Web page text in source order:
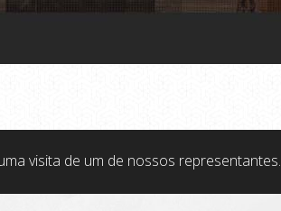
visita de um de nossos representantes.